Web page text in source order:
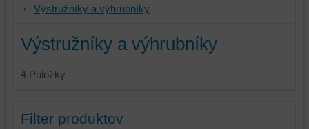
Výstružníky a výhrubníky
Výstružníky a výhrubníky
4 Položky
Filter produktov